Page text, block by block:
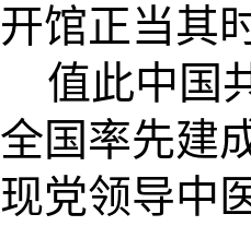
开馆正当其
值此中国
全国率先建
现党领导中